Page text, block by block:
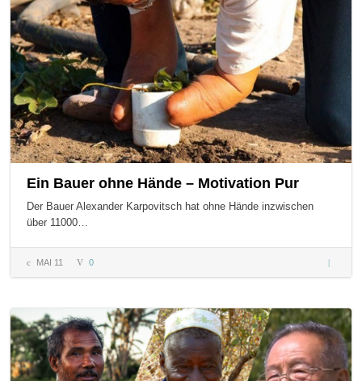
Ein Bauer ohne Hände – Motivation Pur
Der Bauer Alexander Karpovitsch hat ohne Hände inzwischen
über 11000…
MAI 11 0
ohne
Pur